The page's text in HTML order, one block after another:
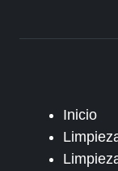
Inicio